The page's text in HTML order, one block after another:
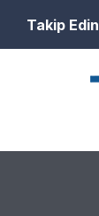
Takip Edin